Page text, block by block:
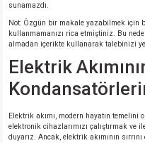
sunamazdı.
Not: Özgün bir makale yazabilmek için
kullanmamanızı rica etmiştiniz. Bu
almadan içerikte kullanarak talebinizi
Elektrik
Elektrik akımı, modern hayatın
elektronik cihazlarımızı çalıştırmak
duyarız. Ancak, elektrik akımının